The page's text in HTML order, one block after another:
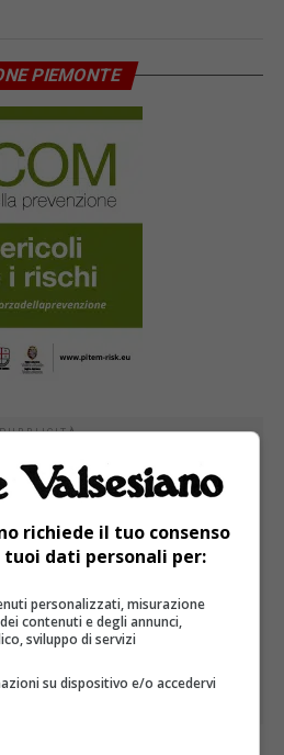
PIEMONTE
PUBBLICITÀ
richiede il tuo consenso
dati personali per:
personalizzati, misurazione
contenuti e degli annunci,
sviluppo di servizi
su dispositivo e/o accedervi